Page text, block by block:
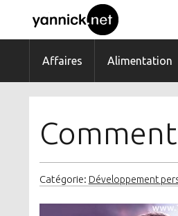
Affaires Alimentation
Catégorie: Développement